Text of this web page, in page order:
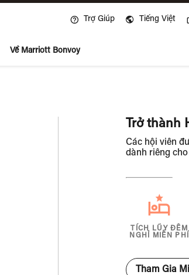
Trợ Giúp
Mở cửa sổ mới Tiếng Việt
Về Marriott Bonvoy
Trở thành
Các hội viên
dành riêng
TÍCH LŨY ĐÊM
NGHỈ MIỄN PHÍ
Tham Gia